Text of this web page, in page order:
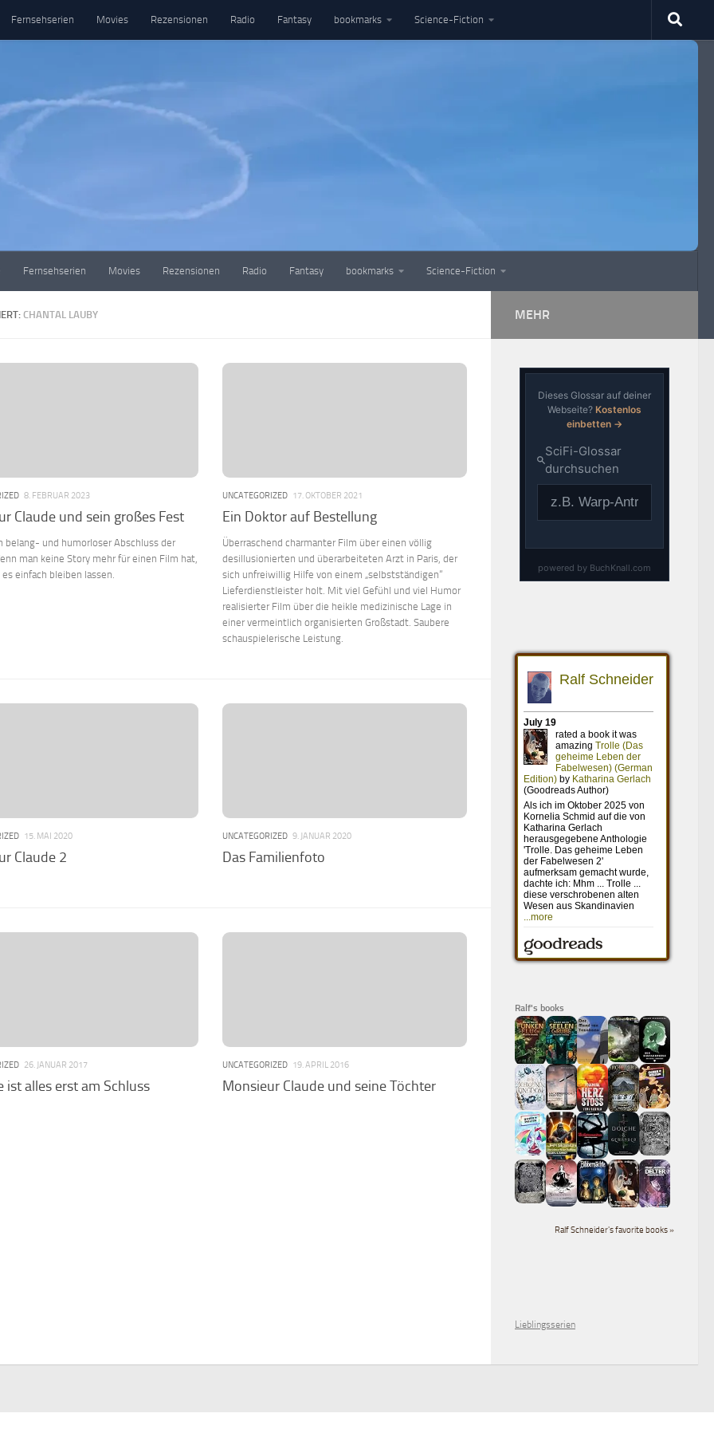
Fernsehserien Movies Rezensionen Radio Fantasy bookmarks Science-Fiction
Fernsehserien Movies Rezensionen Radio Fantasy bookmarks Science-Fiction
CHANTAL LAUBY
8. FEBRUAR 2023
Claude und sein großes Fest
belang- und humorloser Abschluss der
man keine Story mehr für einen Film hat,
einfach bleiben lassen.
UNCATEGORIZED 17. OKTOBER 2021
Ein Doktor auf Bestellung
Überraschend charmanter Film über einen völlig
desillusionierten und überarbeiteten Arzt in Paris, der
sich unfreiwillig Hilfe von einem „selbstständigen“
Lieferdienstleister holt. Mit viel Gefühl und viel Humor
realisierter Film über die heikle medizinische Lage in
einer vermeintlich organisierten Großstadt. Saubere
schauspielerische Leistung.
15. MAI 2020
Claude 2
UNCATEGORIZED 9. JANUAR 2020
Das Familienfoto
26. JANUAR 2017
ist alles erst am Schluss
UNCATEGORIZED 19. APRIL 2016
Monsieur Claude und seine Töchter
MEHR
Ralf's books
Ralf Schneider's favorite books »
Lieblingsserien